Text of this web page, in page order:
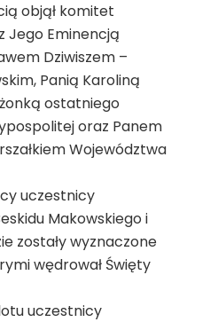
objął komitet
Jego Eminencją
Dziwiszem –
Panią Karoliną
ostatniego
oraz Panem
Województwa
uczestnicy
Makowskiego i
zostały wyznaczone
wędrował Święty
uczestnicy